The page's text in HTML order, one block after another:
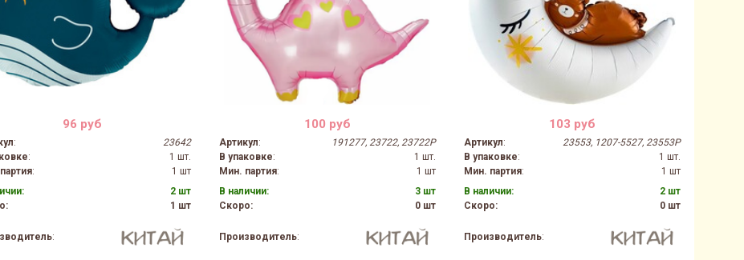
96 руб
:
23642
:
1 шт.
:
1 шт
2 шт
1 шт
:
100 руб
Артикул:
191277, 23722, 23722P
В упаковке:
1 шт.
Мин. партия:
1 шт
В наличии:
3 шт
Скоро:
0 шт
Производитель:
103 руб
Артикул:
23553, 1207-5527, 23553P
В упаковке:
1 шт.
Мин. партия:
1 шт
В наличии:
2 шт
Скоро:
0 шт
Производитель: